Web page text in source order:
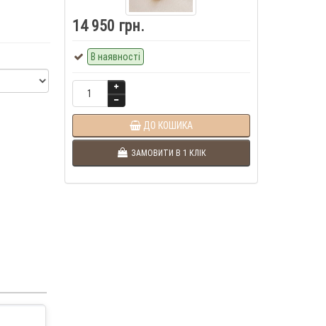
14 950 грн.
В наявності
ДО КОШИКА
ЗАМОВИТИ В 1 КЛІК